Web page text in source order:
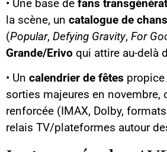
• Une base de fans
la scène, un catalogue de
(Popular, Defying Gravity, For
Grande/Erivo qui attire au-delà
• Un calendrier de fêtes
sorties majeures en novembre,
renforcée (IMAX, Dolby,
relais TV/plateformes autour